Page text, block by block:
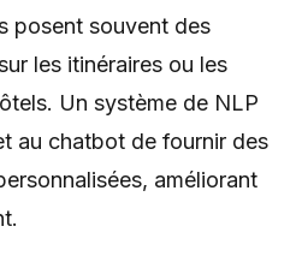
posent souvent des
les itinéraires ou les
Un système de NLP
au chatbot de fournir des
améliorant